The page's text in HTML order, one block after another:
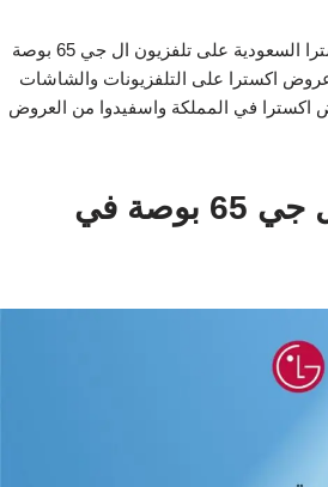
عرض مميز تقدمه متاجر اكسترا السعودية على تلفزيون ال جي 65 بوصة
اكسترا على التلفزيونات والشاشات
اكسترا في المملكة واسفيدوا من العروض
سعر تلفزيون ال جي 65 بوصة في